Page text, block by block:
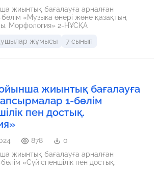
жиынтық бағалауға арналған
«Музыка өнері және қазақтың
Морфология» 2-НҰСҚА
жұмысы 7 сынып
жиынтық бағалауға
1-бөлім
пен достық.
878
0
жиынтық бағалауға арналған
«Сүйіспеншілік пен достық.